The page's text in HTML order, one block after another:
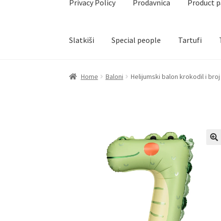
Privacy Policy Prodavnica Product
Slatkiši Special people Tartufi
Home Akcija za dan zaljubljenih Baloni Blog
Privacy Policy ProdavnicaProduct page
Uredjenje doma Vino
Home Baloni Helijumski balon krokodil i